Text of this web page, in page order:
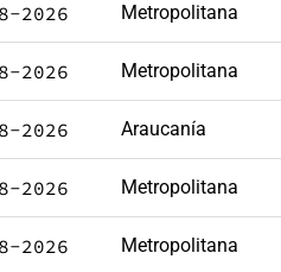
2026 Metropolitana
2026 Metropolitana
2026 Araucanía
2026 Metropolitana
2026 Metropolitana